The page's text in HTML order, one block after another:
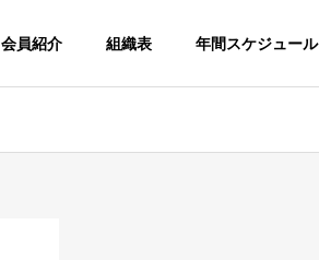
会員紹介 組織表 年間スケジュール